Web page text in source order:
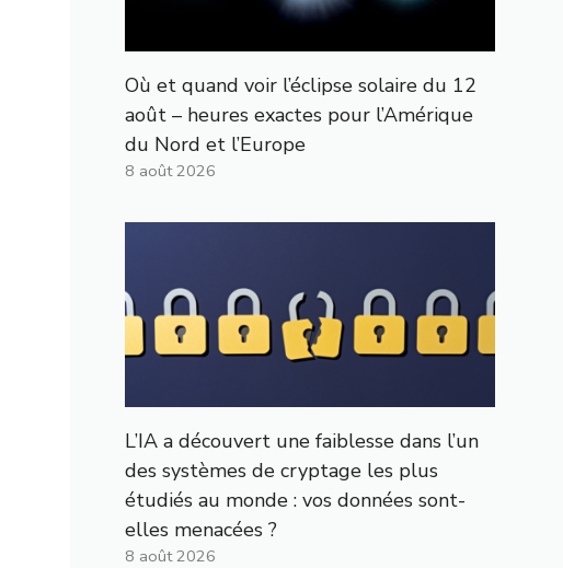
Où et quand voir l’éclipse solaire du 12
août – heures exactes pour l’Amérique
du Nord et l’Europe
8 août 2026
L’IA a découvert une faiblesse dans l’un
des systèmes de cryptage les plus
étudiés au monde : vos données sont-
elles menacées ?
8 août 2026